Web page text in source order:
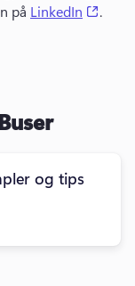
på LinkedIn .
og tips